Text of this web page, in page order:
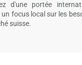
d'une portée
focus local sur les
suisse.